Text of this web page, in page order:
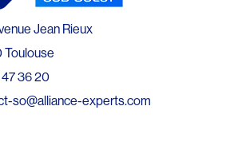
Jean Rieux
Toulouse
36 20
so@alliance-experts.com